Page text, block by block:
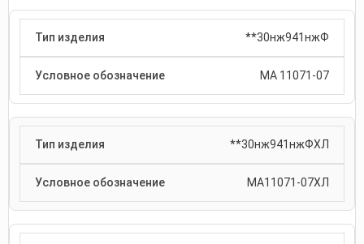
**30нж941нжФ
МА 11071-07
**30нж941нжФХЛ
МА11071-07ХЛ